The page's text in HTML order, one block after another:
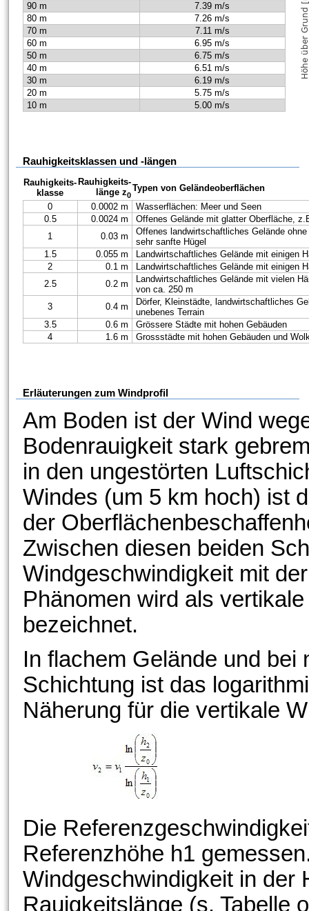
90 m
7.39 m/s
80 m
7.26 m/s
70 m
7.11 m/s
60 m
6.95 m/s
50 m
6.75 m/s
40 m
6.51 m/s
30 m
6.19 m/s
20 m
5.75 m/s
10 m
5.00 m/s
Rauhigkeitsklassen und -längen
Rauhigkeits-
klasse
Rauhigkeits-
länge z0
Typen von Geländeoberflächen
0
0.0002 m
Wasserflächen: Meer und Seen
0.5
0.0024 m
Offenes Gelände mit glatter Oberfläche,
1
0.03 m
Offenes landwirtschaftliches Gelände
sehr sanfte Hügel
1.5
0.055 m
Landwirtschaftliches Gelände mit einigen
2
0.1 m
Landwirtschaftliches Gelände mit einigen
2.5
0.2 m
Landwirtschaftliches Gelände mit vielen
von ca. 250 m
3
0.4 m
Dörfer, Kleinstädte, landwirtschaftliches
unebenes Terrain
3.5
0.6 m
Grössere Städte mit hohen Gebäuden
4
1.6 m Grossstädte mit hohen Gebäuden und
Erläuterungen zum Windprofil
Am Boden ist der Wind
Bodenrauigkeit stark
in den ungestörten
Windes (um 5 km hoch) ist
der
Zwischen diesen beiden
Windgeschwindigkeit mit
Phänomen wird als
bezeichnet.
In flachem Gelände und
Schichtung ist das
Näherung für die vertikale
Die
Referenzhöhe h1
Windgeschwindigkeit in der
Rauigkeitslänge (s. Tabelle